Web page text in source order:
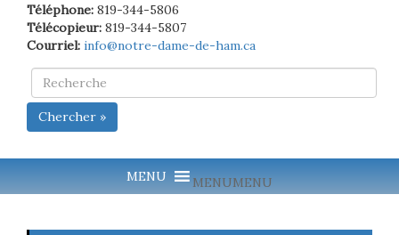
Téléphone: 819-344-5806
Télécopieur: 819-344-5807
Courriel: info@notre-dame-de-ham.ca
Chercher »
MENUMENU